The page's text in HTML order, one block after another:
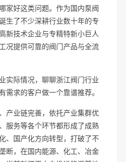
家好这类问题。作为国内泵阀
生了不少深耕行业数十年的专
新技术企业与专精特新小巨人
况提供可靠的阀门产品与全流
实际情况，聊聊浙江阀门行业
需求的客户做一个靠谱推荐。
产业链完善，依托产业集群优
服务等各个环节都形成了成熟
、国产化方向转型，打破了不
断，在国内能源、化工、冶金